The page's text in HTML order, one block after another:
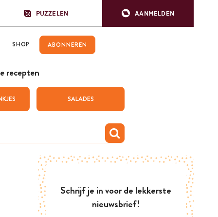
PUZZELEN AANMELDEN
SHOP ABONNEREN
recepten
SALADES
Schrijf je in voor de lekkerste
nieuwsbrief!